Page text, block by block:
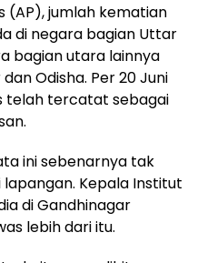
(AP), jumlah kematian
di negara bagian Uttar
bagian utara lainnya
Odisha. Per 20 Juni
telah tercatat sebagai
ini sebenarnya tak
Kepala Institut
di Gandhinagar
lebih dari itu.